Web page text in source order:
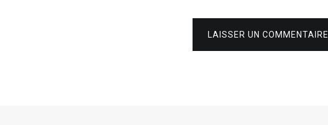
LAISSER UN COMMENTAIRE